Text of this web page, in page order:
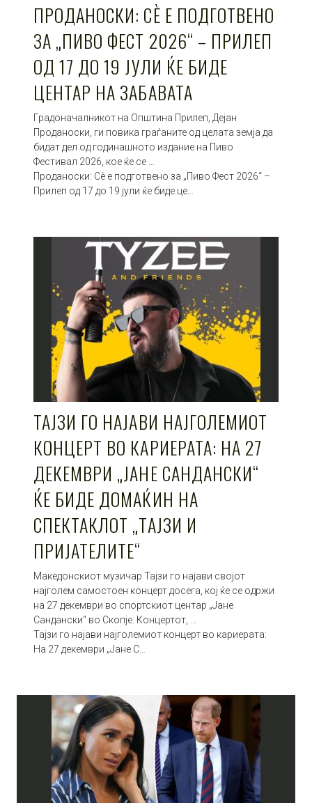
ПРОДАНОСКИ: СÈ Е ПОДГОТВЕНО
ЗА „ПИВО ФЕСТ 2026“ – ПРИЛЕП
ОД 17 ДО 19 ЈУЛИ ЌЕ БИДЕ
ЦЕНТАР НА ЗАБАВАТА
Градоначалникот на Општина Прилеп, Дејан
Проданоски, ги повика граѓаните од целата земја да
бидат дел од годинашното издание на Пиво
Фестивал 2026, кое ќе се …
Проданоски: Сè е подготвено за „Пиво Фест 2026“ –
Прилеп од 17 до 19 јули ќе биде це…
ТАЈЗИ ГО НАЈАВИ НАЈГОЛЕМИОТ
КОНЦЕРТ ВО КАРИЕРАТА: НА 27
ДЕКЕМВРИ „ЈАНЕ САНДАНСКИ“
ЌЕ БИДЕ ДОМАЌИН НА
СПЕКТАКЛОТ „ТАЈЗИ И
ПРИЈАТЕЛИТЕ“
Македонскиот музичар Тајзи го најави својот
најголем самостоен концерт досега, кој ќе се одржи
на 27 декември во спортскиот центар „Јане
Сандански“ во Скопје. Концертот, …
Тајзи го најави најголемиот концерт во кариерата:
На 27 декември „Јане С…